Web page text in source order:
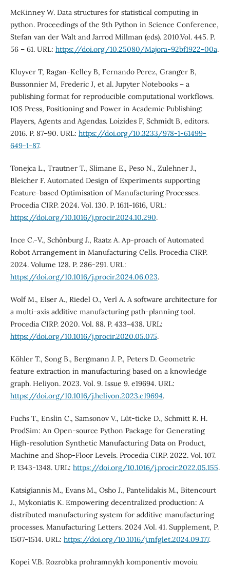
McKinney W. Data structures for statistical computing in
python. Proceedings of the 9th Python in Science Conference,
Stefan van der Walt and Jarrod Millman (eds). 2010.Vol. 445. P.
56 – 61. URL: https://doi.org/10.25080/Majora-92bf1922-00a.
Kluyver T, Ragan-Kelley B, Fernando Perez, Granger B,
Bussonnier M, Frederic J, et al. Jupyter Notebooks – a
publishing format for reproducible computational workflows.
IOS Press, Positioning and Power in Academic Publishing:
Players, Agents and Agendas. Loizides F, Schmidt B, editors.
2016. P. 87–90. URL: https://doi.org/10.3233/978-1-61499-
649-1-87.
Tonejca L., Trautner T., Slimane E., Peso N., Zulehner J.,
Bleicher F. Automated Design of Experiments supporting
Feature-based Optimisation of Manufacturing Processes.
Procedia CIRP. 2024. Vol. 130. P. 1611-1616, URL:
https://doi.org/10.1016/j.procir.2024.10.290.
Ince C.-V., Schönburg J., Raatz A. Ap-proach of Automated
Robot Arrangement in Manufacturing Cells. Procedia CIRP.
2024. Volume 128. P. 286-291. URL:
https://doi.org/10.1016/j.procir.2024.06.023.
Wolf M., Elser A., Riedel O., Verl A. A software architecture for
a multi-axis additive manufacturing path-planning tool.
Procedia CIRP. 2020. Vol. 88. P. 433-438. URL:
https://doi.org/10.1016/j.procir.2020.05.075.
Köhler T., Song B., Bergmann J. P., Peters D. Geometric
feature extraction in manufacturing based on a knowledge
graph. Heliyon. 2023. Vol. 9. Issue 9. e19694. URL:
https://doi.org/10.1016/j.heliyon.2023.e19694.
Fuchs T., Enslin C., Samsonov V., Lüt-ticke D., Schmitt R. H.
ProdSim: An Open-source Python Package for Generating
High-resolution Synthetic Manufacturing Data on Product,
Machine and Shop-Floor Levels. Procedia CIRP. 2022. Vol. 107.
P. 1343-1348. URL: https://doi.org/10.1016/j.procir.2022.05.155.
Katsigiannis M., Evans M., Osho J., Pantelidakis M., Bitencourt
J., Mykoniatis K. Empowering decentralized production: A
distributed manufacturing system for additive manufacturing
processes. Manufacturing Letters. 2024 .Vol. 41. Supplement, P.
1507-1514. URL: https://doi.org/10.1016/j.mfglet.2024.09.177.
Kopei V.B. Rozrobka prohramnykh komponentiv movoiu